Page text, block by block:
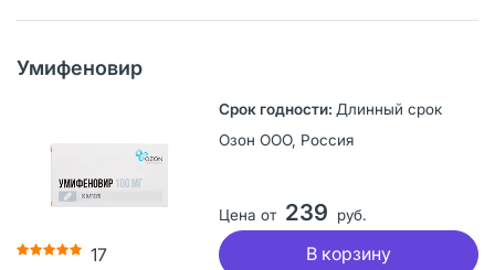
Умифеновир
17
Длинный срок
Озон ООО, Россия
Цена от 239 руб.
В корзину